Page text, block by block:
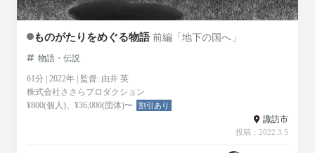
ものがたりをめぐる物語 前編「地下の国へ」
物語・伝説
61分 | 2022年 | 監督: 由井 英
株式会社ささらプロダクション
¥800(個人)、¥36,000(団体)〜
割引あり
諏訪市
投稿：2022.3.5